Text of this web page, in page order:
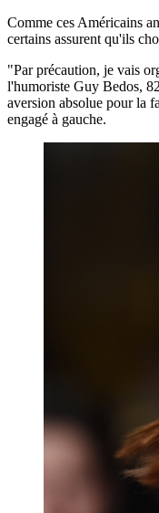
Comme ces Américains
certains assurent qu'ils
"Par précaution, je vais
l'humoriste Guy Bedos,
aversion absolue pour la
engagé à gauche.